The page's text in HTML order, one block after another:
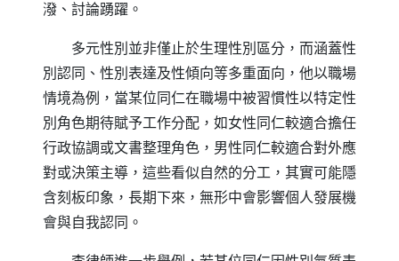
潑、討論踴躍。
多元性別並非僅止於生理性別區分，而涵蓋性
別認同、性別表達及性傾向等多重面向，他以職場
情境為例，當某位同仁在職場中被習慣性以特定性
別角色期待賦予工作分配，如女性同仁較適合擔任
行政協調或文書整理角色，男性同仁較適合對外應
對或決策主導，這些看似自然的分工，其實可能隱
含刻板印象，長期下來，無形中會影響個人發展機
會與自我認同。